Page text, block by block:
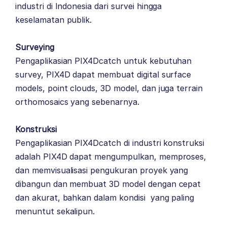
industri di Indonesia dari survei hingga
keselamatan publik.
Surveying
Pengaplikasian PIX4Dcatch untuk kebutuhan
survey, PIX4D dapat membuat digital surface
models, point clouds, 3D model, dan juga terrain
orthomosaics yang sebenarnya.
Konstruksi
Pengaplikasian PIX4Dcatch di industri konstruksi
adalah PIX4D dapat mengumpulkan, memproses,
dan memvisualisasi pengukuran proyek yang
dibangun dan membuat 3D model dengan cepat
dan akurat, bahkan dalam kondisi yang paling
menuntut sekalipun.